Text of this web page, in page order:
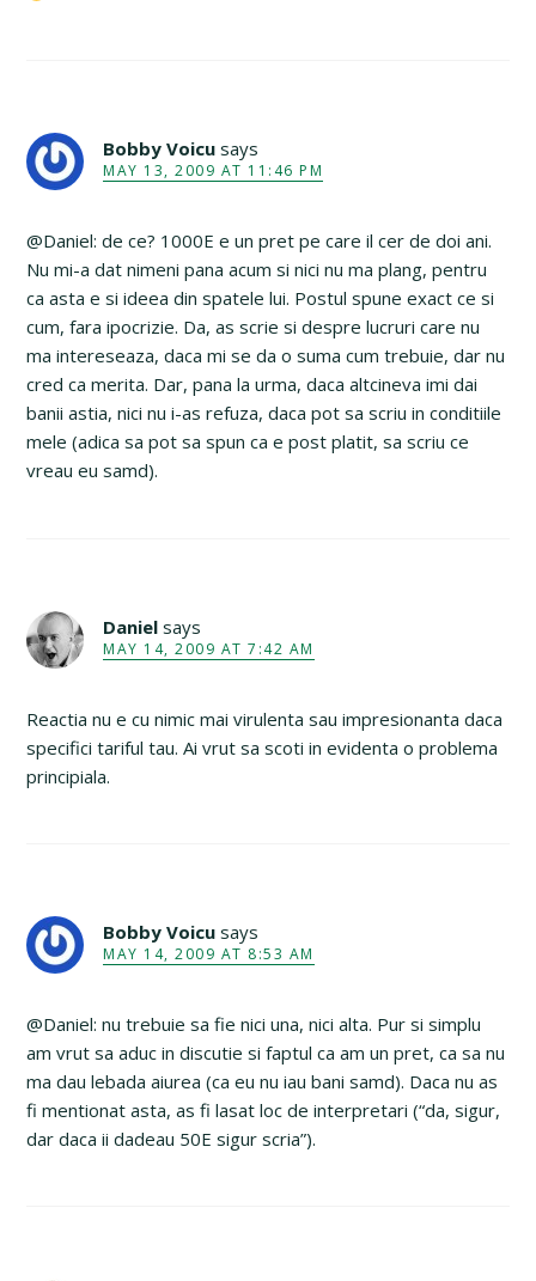
Bobby Voicu says
MAY 13, 2009 AT 11:46 PM
@Daniel: de ce? 1000E e un pret pe care il cer de doi ani.
Nu mi-a dat nimeni pana acum si nici nu ma plang, pentru
ca asta e si ideea din spatele lui. Postul spune exact ce si
cum, fara ipocrizie. Da, as scrie si despre lucruri care nu
ma intereseaza, daca mi se da o suma cum trebuie, dar nu
cred ca merita. Dar, pana la urma, daca altcineva imi dai
banii astia, nici nu i-as refuza, daca pot sa scriu in conditiile
mele (adica sa pot sa spun ca e post platit, sa scriu ce
vreau eu samd).
Daniel says
MAY 14, 2009 AT 7:42 AM
Reactia nu e cu nimic mai virulenta sau impresionanta daca
specifici tariful tau. Ai vrut sa scoti in evidenta o problema
principiala.
Bobby Voicu says
MAY 14, 2009 AT 8:53 AM
@Daniel: nu trebuie sa fie nici una, nici alta. Pur si simplu
am vrut sa aduc in discutie si faptul ca am un pret, ca sa nu
ma dau lebada aiurea (ca eu nu iau bani samd). Daca nu as
fi mentionat asta, as fi lasat loc de interpretari (“da, sigur,
dar daca ii dadeau 50E sigur scria”).